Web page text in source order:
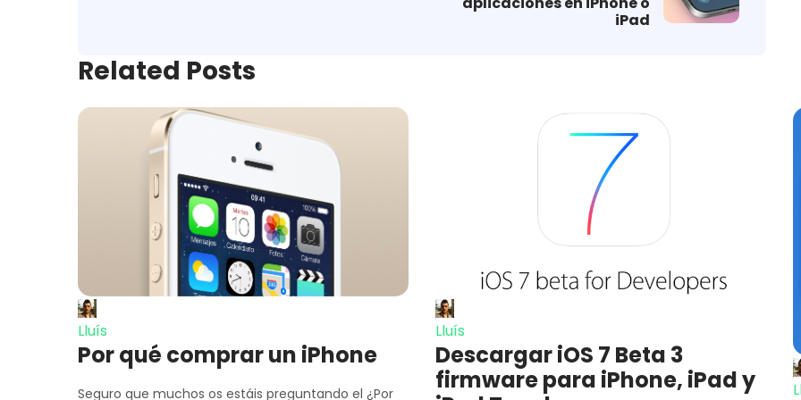
iPad
Related Posts
Lluís
Por qué comprar un iPhone
Seguro que muchos os estáis preguntando el ¿Por
Lluís
Descargar iOS 7 Beta 3
firmware para iPhone, iPad y